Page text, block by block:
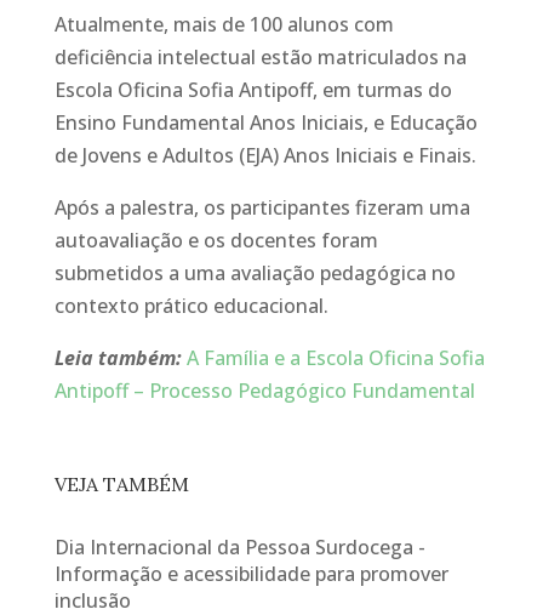
Atualmente, mais de 100 alunos com
deficiência intelectual estão matriculados na
Escola Oficina Sofia Antipoff, em turmas do
Ensino Fundamental Anos Iniciais, e Educação
de Jovens e Adultos (EJA) Anos Iniciais e Finais.
Após a palestra, os participantes fizeram uma
autoavaliação e os docentes foram
submetidos a uma avaliação pedagógica no
contexto prático educacional.
Leia também:A Família e a Escola Oficina Sofia
Antipoff – Processo Pedagógico Fundamental
VEJA TAMBÉM
Dia Internacional da Pessoa Surdocega -
Informação e acessibilidade para promover
inclusão